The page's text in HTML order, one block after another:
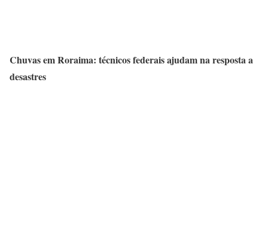
Chuvas em Roraima: técnicos federais ajudam na resposta a
desastres